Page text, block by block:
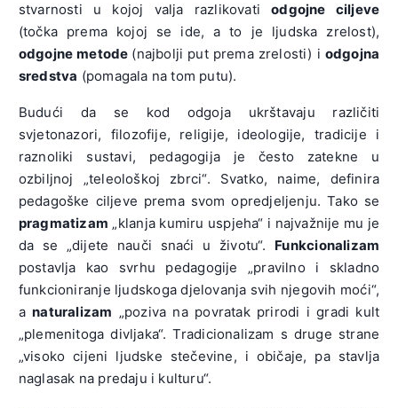
stvarnosti u kojoj valja razlikovatiodgojne ciljeve
(točka prema kojoj se ide, a to je ljudska zrelost),
odgojne metode (najbolji put prema zrelosti) i odgojna
sredstva (pomagala na tom putu).
Budući da se kod odgoja ukrštavaju različiti
svjetonazori, filozofije, religije, ideologije, tradicije i
raznoliki sustavi, pedagogija je često zatekne u
ozbiljnoj „teleološkoj zbrci“. Svatko, naime, definira
pedagoške ciljeve prema svom opredjeljenju. Tako se
pragmatizam „klanja kumiru uspjeha“ i najvažnije mu je
da se „dijete nauči snaći u životu“. Funkcionalizam
postavlja kao svrhu pedagogije „pravilno i skladno
funkcioniranje ljudskoga djelovanja svih njegovih moći“,
anaturalizam „poziva na povratak prirodi i gradi kult
„plemenitoga divljaka“. Tradicionalizam s druge strane
„visoko cijeni ljudske stečevine, i običaje, pa stavlja
naglasak na predaju i kulturu“.